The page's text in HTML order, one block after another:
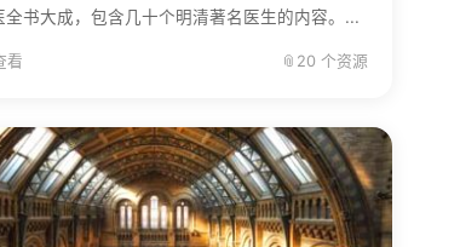
全书大成，包含几十个明清著名医生的内容。...
看 📎 20 个资源